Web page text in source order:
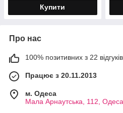
Купити
Про нас
100% позитивних з 22
Працює з 20.11.2013
м. Одеса
Мала Арнаутська, 112,